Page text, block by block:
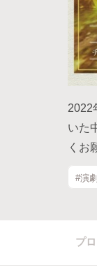
2022
いた
くお
#演
プ